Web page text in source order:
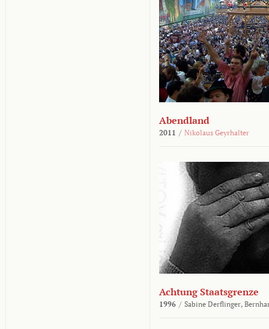
Abendland
2011 / Nikolaus Geyrhalter
Achtung Staatsgrenze
1996 / Sabine Derflinger,